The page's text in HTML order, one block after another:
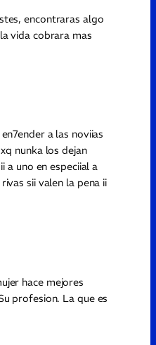
encontraras algo
vida cobrara mas
a las noviias
nunka los dejan
a uno en especiial a
sii valen la pena ii
hace mejores
profesion. La que es